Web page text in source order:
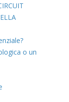
o un